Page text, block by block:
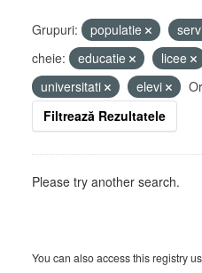
Grupuri: populatie
cheie:
educatie licee
universitati
elevi
Filtrează Rezultatele
Please try another search.
You can also access this registry